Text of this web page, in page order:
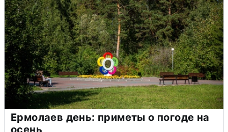
Ермолаев день: приметы о погоде на